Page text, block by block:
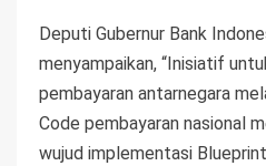
Deputi Gubernur Bank
menyampaikan, “Inisiatif
pembayaran antarnegara
Code pembayaran nasional
wujud implementasi